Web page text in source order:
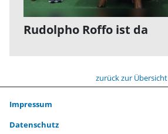
Rudolpho Roffo ist da
zurück zur Übersicht
Impressum
Datenschutz